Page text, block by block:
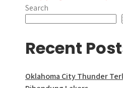
Search
Recent
Oklahoma City Thunder